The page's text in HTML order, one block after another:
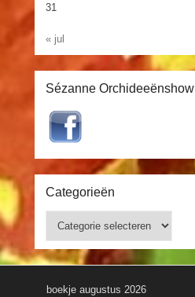
31
« jul
Sézanne Orchideeënshow
Categorieën
boekje augustus 2026